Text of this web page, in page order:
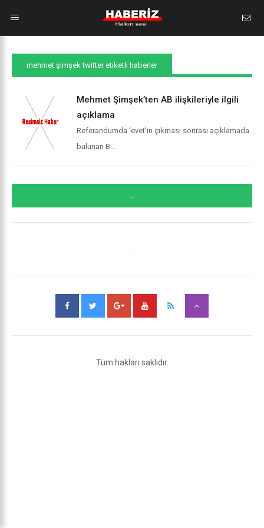
mehmet şimşek twitter etiketli haberler
Mehmet Şimşek’ten AB ilişkileriyle ilgili
açıklama
Referandumda ‘evet’in çıkması sonrası açıklamada
bulunan B...
...
Tüm hakları saklıdır.